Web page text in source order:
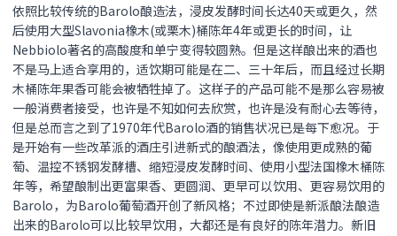
依照比较传统的Barolo酿造法，浸皮发酵时间长达40天或更久，然
后使用大型Slavonia橡木(或栗木)桶陈年4年或更长的时间，让
Nebbiolo著名的高酸度和单宁变得较圆熟。但是这样酿出来的酒也
不是马上适合享用的，适饮期可能是在二、三十年后，而且经过长期
木桶陈年果香可能会被牺牲掉了。这样子的产品可能不是那么容易被
一般消费者接受，也许是不知如何去欣赏，也许是没有耐心去等待，
但是总而言之到了1970年代Barolo酒的销售状况已是每下愈况。于
是开始有一些改革派的酒庄引进新式的酿酒法，像使用更成熟的葡
萄、温控不锈钢发酵槽、缩短浸皮发酵时间、使用小型法国橡木桶陈
年等，希望酿制出更富果香、更圆润、更早可以饮用、更容易饮用的
Barolo，为Barolo葡萄酒开创了新风格；不过即使是新派酿法酿造
出来的Barolo可以比较早饮用，大都还是有良好的陈年潜力。新旧